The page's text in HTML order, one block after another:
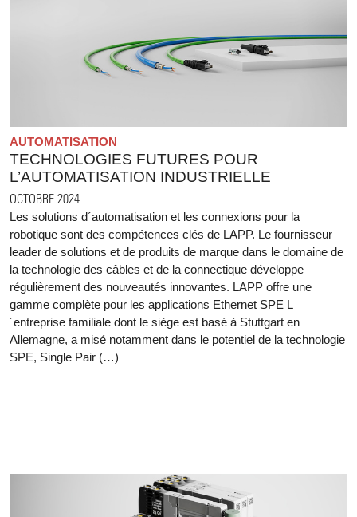
AUTOMATISATION
TECHNOLOGIES FUTURES POUR
L’AUTOMATISATION INDUSTRIELLE
OCTOBRE 2024
Les solutions d´automatisation et les connexions pour la
robotique sont des compétences clés de LAPP. Le fournisseur
leader de solutions et de produits de marque dans le domaine de
la technologie des câbles et de la connectique développe
régulièrement des nouveautés innovantes. LAPP offre une
gamme complète pour les applications Ethernet SPE L
´entreprise familiale dont le siège est basé à Stuttgart en
Allemagne, a misé notamment dans le potentiel de la technologie
SPE, Single Pair (…)